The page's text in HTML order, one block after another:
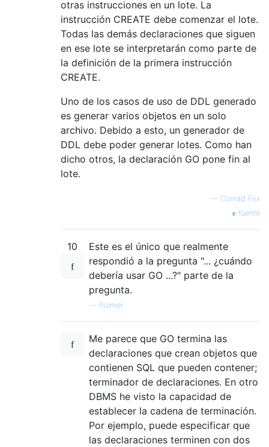
otras instrucciones en un lote. La
instrucción CREATE debe comenzar el lote.
Todas las demás declaraciones que siguen
en ese lote se interpretarán como parte de
la definición de la primera instrucción
CREATE.
Uno de los casos de uso de DDL generado
es generar varios objetos en un solo
archivo. Debido a esto, un generador de
DDL debe poder generar lotes. Como han
dicho otros, la declaración GO pone fin al
lote.
— Conrad Frix
fuente
10
Este es el único que realmente
respondió a la pregunta "... ¿cuándo
debería usar GO ...?" parte de la
pregunta.
— Roimer
Me parece que GO termina las
declaraciones que crean objetos que
contienen SQL que pueden contener;
terminador de declaraciones. En otro
DBMS he visto la capacidad de
establecer la cadena de terminación.
Por ejemplo, puede especificar que
las declaraciones terminen con dos